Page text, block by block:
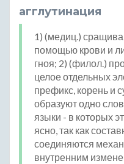
агглутинация
1) (медиц.)
помощью крови и
гноя; 2) (филол.)
целое отдельных
префикс, корень и
образуют одно
языки - в которых
ясно, так как
соединяются
внутренним